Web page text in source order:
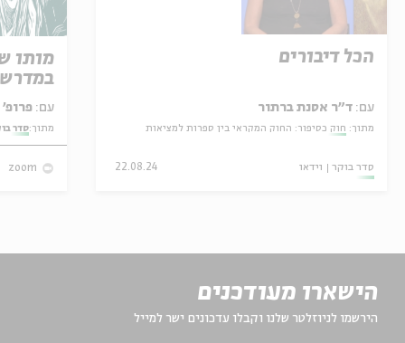
הכל דיבורים
עם: ד"ר אסנת ברתור
מתוך: חוק כסיפור: החוק המקראי בין ספרות למציאות
סדר בוקר וידאו 22.08.24
מותו
עם: פרופ' אביגדור שנאן
מתוך:סדר
zoom
הישארו מעודכנים
הירשמו לניוזלטר שלנו וקבלו עדכונים ישר למייל